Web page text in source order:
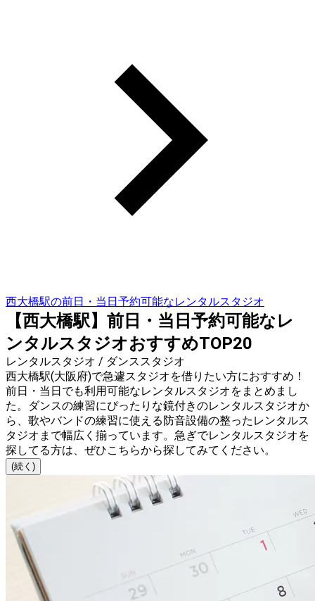
西大橋駅の前日・当日予約可能なレンタルスタジオ
【西大橋駅】前日・当日予約可能なレ
ンタルスタジオおすすめTOP20
レンタルスタジオ / ダンススタジオ
西大橋駅(大阪府)で急遽スタジオを借りたい方におすすめ！
前日・当日でも利用可能なレンタルスタジオをまとめまし
た。ダンスの練習にぴったりな鏡付きのレンタルスタジオか
ら、歌やバンドの練習に使える防音設備の整ったレンタルス
タジオまで幅広く揃っています。急ぎでレンタルスタジオを
探してる方は、ぜひこちらから探してみてください。
(続く)